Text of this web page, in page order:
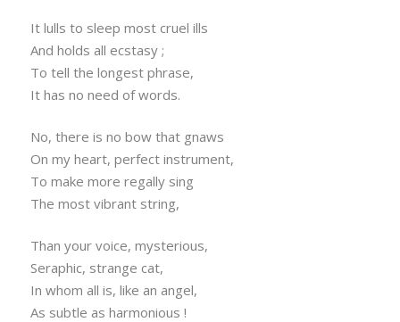
It lulls to sleep most cruel ills
And holds all ecstasy ;
To tell the longest phrase,
It has no need of words.
No, there is no bow that gnaws
On my heart, perfect instrument,
To make more regally sing
The most vibrant string,
Than your voice, mysterious,
Seraphic, strange cat,
In whom all is, like an angel,
As subtle as harmonious !